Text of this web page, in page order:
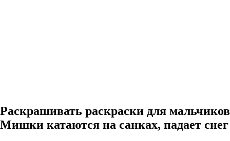
Раскрашивать раскраски для мальчиков
Мишки катаются на санках, падает снег